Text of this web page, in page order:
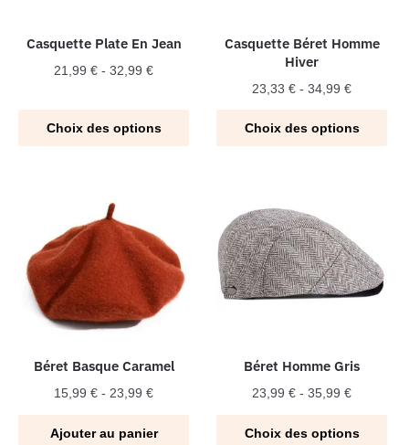
Casquette Plate En Jean
21,99€ -32,99€
Choix des options
produit
a
Les
options
peuvent
être
choisies
sur
page
du
produit
Casquette Béret Homme
Hiver
23,33€ -34,99€
Choix des options
Ce
produit
variations.
Les
options
peuvent
être
la
page
produit
Béret Basque Caramel
15,99€ - 23,99€
Ajouter au panier
Béret Homme Gris
23,99€ -35,99€
Choix des options